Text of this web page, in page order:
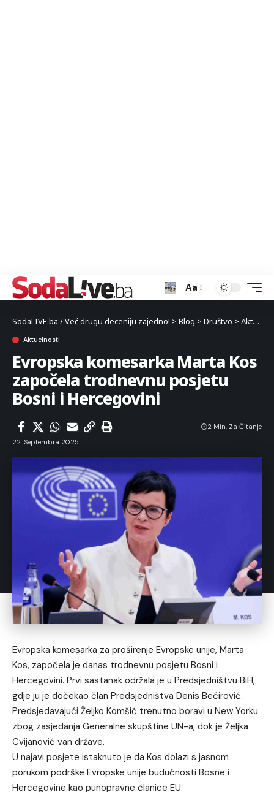
Aa
SodaLIVE.ba / Već drugu deceniju zajedno! > Blog > Društvo > Aktuelnosti
Aktuelnosti
Evropska komesarka Marta Kos
započela trodnevnu posjetu
Bosni i Hercegovini
22. Septembra 2025.
2 Min. Za Čitanje
Evropska komesarka za proširenje Evropske unije, Marta
Kos, započela je danas trodnevnu posjetu Bosni i
Hercegovini. Prvi sastanak održala je u Predsjedništvu BiH,
gdje ju je dočekao član Predsjedništva Denis Bećirović.
Predsjedavajući Željko Komšić trenutno boravi u New Yorku
zbog zasjedanja Generalne skupštine UN-a, dok je Željka
Cvijanović van države.
U najavi posjete istaknuto je da Kos dolazi s jasnom
porukom podrške Evropske unije budućnosti Bosne i
Hercegovine kao punopravne članice EU.